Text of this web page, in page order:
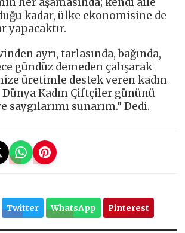
kadar, ülke ekonomisine de
yapacaktır.
ayrı, tarlasında, bağında,
gündüz demeden çalışarak
üretimle destek veren kadın
Kadın Çiftçiler gününü
saygılarımı sunarım.” Dedi.
Twitter WhatsApp Pinterest